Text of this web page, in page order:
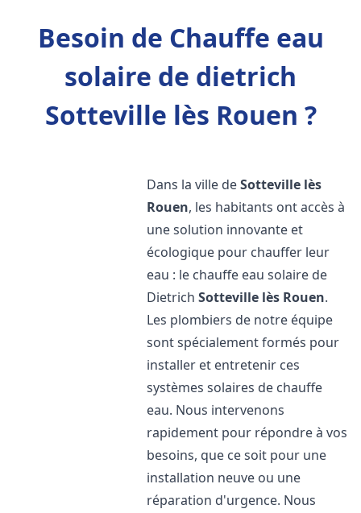
Besoin de Chauffe eau
solaire de dietrich
Sotteville lès Rouen ?
Dans la ville deSotteville lès
Rouen, les habitants ont accès à
une solution innovante et
écologique pour chauffer leur
eau : le chauffe eau solaire de
DietrichSotteville lès Rouen.
Les plombiers de notre équipe
sont spécialement formés pour
installer et entretenir ces
systèmes solaires de chauffe
eau. Nous intervenons
rapidement pour répondre à vos
besoins, que ce soit pour une
installation neuve ou une
réparation d'urgence. Nous